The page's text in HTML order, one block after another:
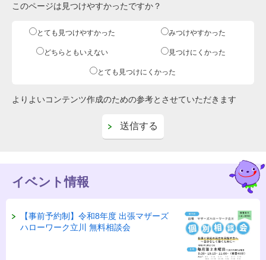
このページは見つけやすかったですか？
とても見つけやすかった みつけやすかった
どちらともいえない 見つけにくかった
とても見つけにくかった
よりよいコンテンツ作成のための参考とさせていただきます
イベント情報
【事前予約制】令和8年度 出張マザーズ
ハローワーク立川 無料相談会